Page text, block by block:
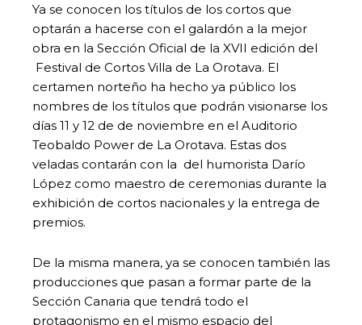
Ya se conocen los títulos de los cortos que
optarán a hacerse con el galardón a la mejor
obra en la Sección Oficial de la XVII edición del
Festival de Cortos Villa de La Orotava. El
certamen norteño ha hecho ya público los
nombres de los títulos que podrán visionarse los
días 11 y 12 de de noviembre en el Auditorio
Teobaldo Power de La Orotava. Estas dos
veladas contarán con la del humorista Darío
López como maestro de ceremonias durante la
exhibición de cortos nacionales y la entrega de
premios.
De la misma manera, ya se conocen también las
producciones que pasan a formar parte de la
Sección Canaria que tendrá todo el
protagonismo en el mismo espacio del